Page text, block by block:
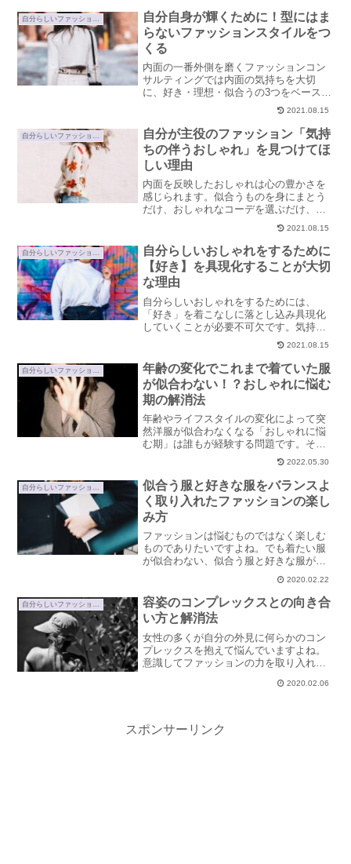
自分自身が輝くために！型にはま
らないファッションスタイルをつ
くる
内面の一番外側を磨くファッションコン
サルティングでは内面の気持ちを大切
に、好き・理想・似合うの3つをベースに
導き出す、自分の魅力を活かした独自の
ファッションスタイルを見つけていきま
す。自分だけのファッションスタイルに
ついてご紹介します。
2021.08.15
自分らしいファッションの見つけ方
自分が主役のファッション「気持
ちの伴うおしゃれ」を見つけてほ
しい理由
内面を反映したおしゃれは心の豊かさを
感じられます。似合うものを身にまとう
だけ、おしゃれなコーデを選ぶだけ、外
見を整えるだけの装いでは真の魅力は引
き出せないもの。気持ちの伴う自分が主
役のファッションを見つけてほしい理由
をご紹介します。
2021.08.15
自分らしいファッションの見つけ方
自分らしいおしゃれをするために
【好き】を具現化することが大切
な理由
自分らしいおしゃれをするためには、
「好き」を着こなしに落とし込み具現化
していくことが必要不可欠です。気持ち
の伴うファッションは自分をより一層輝
かせてくれるものだから。好きなものを
具現化することが大切な理由についてご
紹介します。
2021.08.15
年齢の変化でこれまで着ていた服
が似合わない！？おしゃれに悩む
期の解消法
年齢やライフスタイルの変化によって突
然洋服が似合わなくなる「おしゃれに悩
む期」は誰もが経験する問題です。その
ときにどんな対処をするかによってその
先のおしゃれレベルや日々の楽しさが変
わってくるもの。おしゃれに悩む期の解
消法をご紹介します。
2022.05.30
自分らしいファッションの見つけ方
似合う服と好きな服をバランスよ
く取り入れたファッションの楽し
み方
ファッションは悩むものではなく楽しむ
ものでありたいですよね。でも着たい服
が似合わない、似合う服と好きな服が全
然違うとお悩みではありませんか？全体
のバランスをうまく調整すれば両立する
ことができます。その方法と自分が満足
できるファッションの楽しみ方をご紹介
します。
2020.02.22
自分らしいファッションの見つけ方
容姿のコンプレックスとの向き合
い方と解消法
女性の多くが自分の外見に何らかのコン
プレックスを抱えて悩んでいますよね。
意識してファッションの力を取り入れる
足し自信をつけることができます。劣等
2020.02.06
スポンサーリンク